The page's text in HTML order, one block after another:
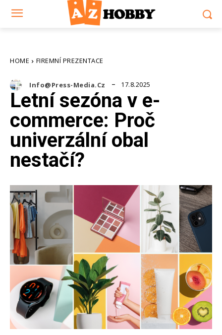
HOME FIREMNÍ PREZENTACE
Info@press-Media.cz 17.8.2025
Letní sezóna v e-
commerce: Proč
univerzální obal
nestačí?